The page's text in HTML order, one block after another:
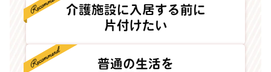
介護施設に入居する前に
片付けたい
普通の生活を